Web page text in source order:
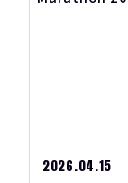
2026.04.15